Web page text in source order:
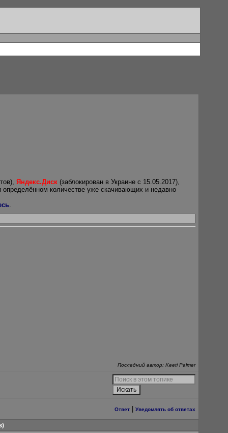
Яндекс.Диск (заблокирован в Украине с 15.05.2017),
количестве уже скачивающих и недавно
.
Последний автор: Keeti Palmer
Ответ Уведомлять об ответах